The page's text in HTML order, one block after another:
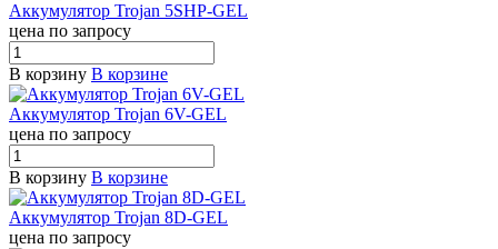
Аккумулятор Trojan 5SHP-GEL
цена по запросу
В корзину В корзине
Аккумулятор Trojan 6V-GEL
цена по запросу
В корзину В корзине
Аккумулятор Trojan 8D-GEL
цена по запросу